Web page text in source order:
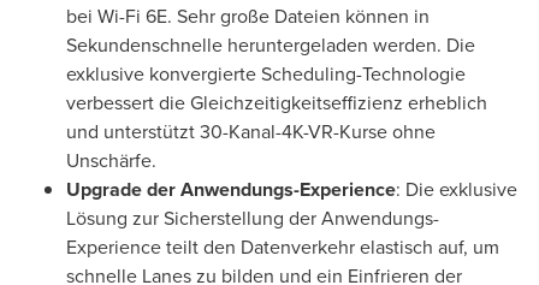
bei Wi-Fi 6E. Sehr große Dateien können in
Sekundenschnelle heruntergeladen werden. Die
exklusive konvergierte Scheduling-Technologie
verbessert die Gleichzeitigkeitseffizienz erheblich
und unterstützt 30-Kanal-4K-VR-Kurse ohne
Unschärfe.
Upgrade der Anwendungs-Experience: Die exklusive
Lösung zur Sicherstellung der Anwendungs-
Experience teilt den Datenverkehr elastisch auf, um
schnelle Lanes zu bilden und ein Einfrieren der